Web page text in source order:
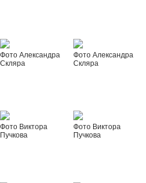
Фото Александра
Скляра
Фото Александра
Скляра
Фото Виктора
Пучкова
Фото Виктора
Пучкова